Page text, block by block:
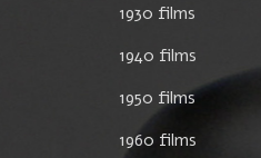
1930 films
1940 films
1950 films
1960 films